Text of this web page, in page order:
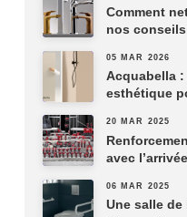
Comment
nos
05 MAR 2026
Acquabella
esthétique
20 MAR 2025
avec
06 MAR 2025
Une salle de